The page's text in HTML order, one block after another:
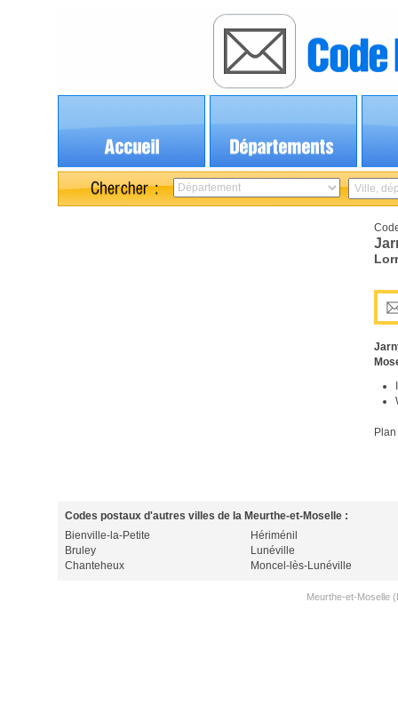
Codes postaux d'autres villes de la Meurthe-et-Moselle :
Bienville-la-Petite
Bruley
Chanteheux
Hériménil
Lunéville
Moncel-lès-Lunéville
Meurthe-et-Moselle